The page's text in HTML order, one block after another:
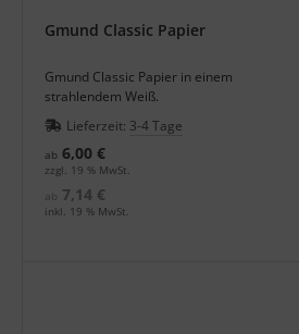
Gmund Classic Papier
Gmund Classic Papier in einem
strahlendem Weiß.
Lieferzeit: 3-4 Tage
ab 6,00 €
zzgl. 19 % MwSt.
ab
7,14 €
inkl. 19 % MwSt.